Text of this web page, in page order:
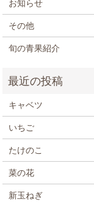
お知らせ
その他
旬の青果紹介
キャベツ
いちご
たけのこ
菜の花
新玉ねぎ